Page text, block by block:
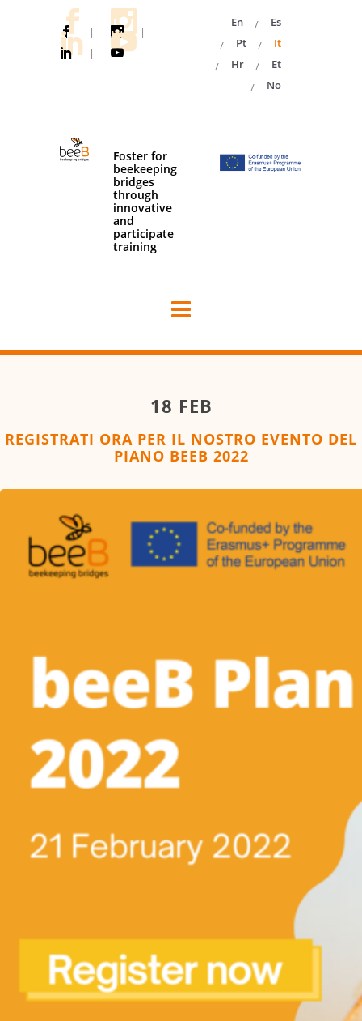
|
|
|
En
Es
Pt
It
Hr
Et
No
Foster for
beekeeping
bridges
through
innovative
and
participate
training
18 FEB
REGISTRATI ORA PER IL NOSTRO EVENTO DEL
PIANO BEEB 2022